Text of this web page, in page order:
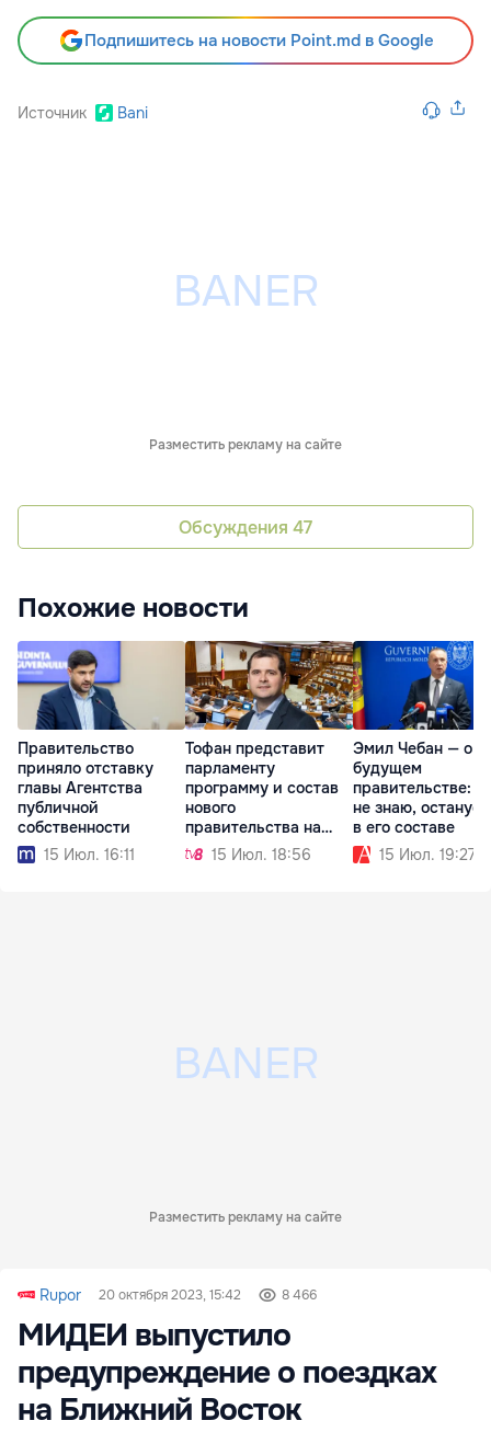
Подпишитесь на новости Point.md в Google
Источник Bani
Разместить рекламу на сайте
Обсуждения 47
Похожие новости
Правительство
приняло отставку
главы Агентства
публичной
собственности
15 Июл. 16:11
Тофан представит
парламенту
программу и состав
нового
правительства на
будущей неделе
15 Июл. 18:56
Эмил Чебан — о
будущем
правительстве:
не знаю,
в его составе
15 Июл. 19:27
Разместить рекламу на сайте
Rupor 20 октября 2023, 15:42 8 466
МИДЕИ выпустило
предупреждение о поездках
на Ближний Восток